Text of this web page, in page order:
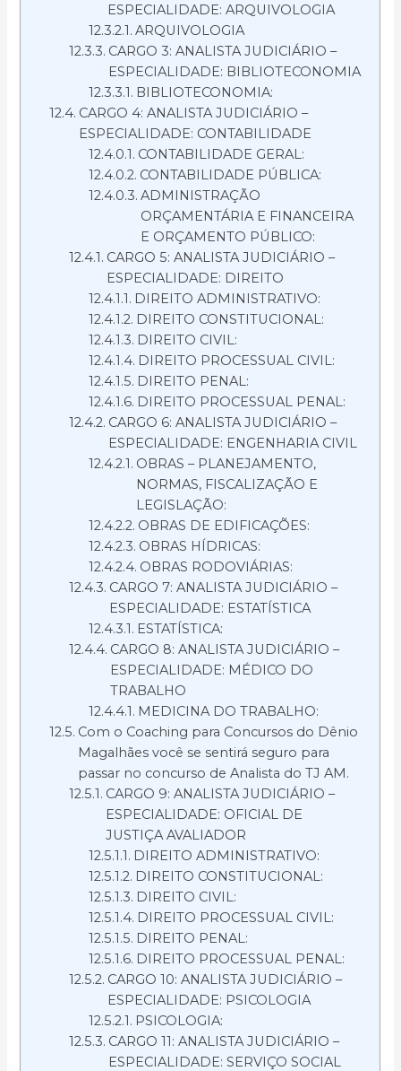
ESPECIALIDADE: ARQUIVOLOGIA
ARQUIVOLOGIA
CARGO 3: ANALISTA JUDICIÁRIO –
ESPECIALIDADE: BIBLIOTECONOMIA
BIBLIOTECONOMIA:
CARGO 4: ANALISTA JUDICIÁRIO –
ESPECIALIDADE: CONTABILIDADE
CONTABILIDADE GERAL:
CONTABILIDADE PÚBLICA:
ADMINISTRAÇÃO
ORÇAMENTÁRIA E FINANCEIRA
E ORÇAMENTO PÚBLICO:
CARGO 5: ANALISTA JUDICIÁRIO –
ESPECIALIDADE: DIREITO
DIREITO ADMINISTRATIVO:
DIREITO CONSTITUCIONAL:
DIREITO CIVIL:
DIREITO PROCESSUAL CIVIL:
DIREITO PENAL:
DIREITO PROCESSUAL PENAL:
CARGO 6: ANALISTA JUDICIÁRIO –
ESPECIALIDADE: ENGENHARIA CIVIL
OBRAS – PLANEJAMENTO,
NORMAS, FISCALIZAÇÃO E
LEGISLAÇÃO:
OBRAS DE EDIFICAÇÕES:
OBRAS HÍDRICAS:
OBRAS RODOVIÁRIAS:
CARGO 7: ANALISTA JUDICIÁRIO –
ESPECIALIDADE: ESTATÍSTICA
ESTATÍSTICA:
CARGO 8: ANALISTA JUDICIÁRIO –
ESPECIALIDADE: MÉDICO DO
TRABALHO
MEDICINA DO TRABALHO:
Com o Coaching para Concursos do Dênio
Magalhães você se sentirá seguro para
passar no concurso de Analista do TJ AM.
CARGO 9: ANALISTA JUDICIÁRIO –
ESPECIALIDADE: OFICIAL DE
JUSTIÇA AVALIADOR
DIREITO ADMINISTRATIVO:
DIREITO CONSTITUCIONAL:
DIREITO CIVIL:
DIREITO PROCESSUAL CIVIL:
DIREITO PENAL:
DIREITO PROCESSUAL PENAL:
CARGO 10: ANALISTA JUDICIÁRIO –
ESPECIALIDADE: PSICOLOGIA
PSICOLOGIA:
CARGO 11: ANALISTA JUDICIÁRIO –
ESPECIALIDADE: SERVIÇO SOCIAL